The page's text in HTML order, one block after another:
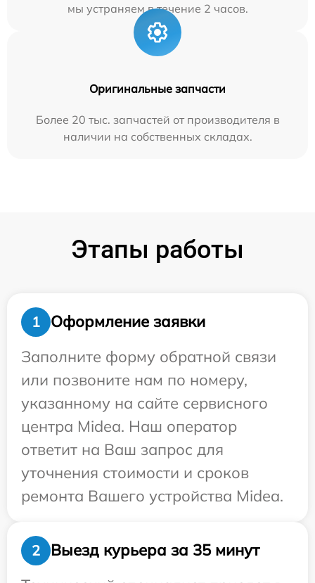
мы устраняем в течение 2 часов.
Оригинальные запчасти
Более 20 тыс. запчастей от производителя в
наличии на собственных складах.
Этапы работы
1
Оформление заявки
Заполните форму обратной связи
или позвоните нам по номеру,
указанному на сайте сервисного
центра Midea. Наш оператор
ответит на Ваш запрос для
уточнения стоимости и сроков
ремонта Вашего устройства Midea.
2
Выезд курьера за 35 минут